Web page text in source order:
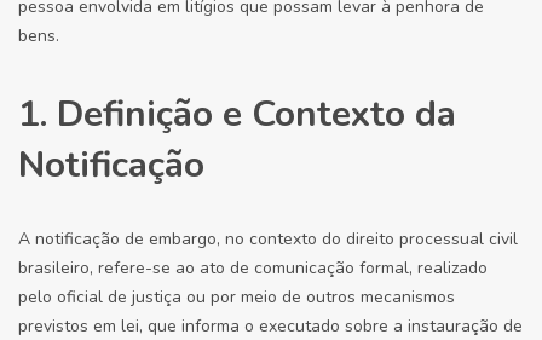
pessoa envolvida em litígios que possam levar à penhora de
bens.
1. Definição e Contexto da
Notificação
A notificação de embargo, no contexto do direito processual civil
brasileiro, refere-se ao ato de comunicação formal, realizado
pelo oficial de justiça ou por meio de outros mecanismos
previstos em lei, que informa o executado sobre a instauração de